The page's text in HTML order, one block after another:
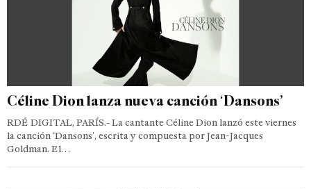
Céline Dion lanza nueva canción ‘Dansons’
RDÉ DIGITAL, PARÍS.- La cantante Céline Dion lanzó este viernes
la canción ‘Dansons’, escrita y compuesta por Jean-Jacques
Goldman. El…